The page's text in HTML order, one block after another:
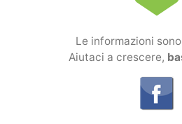
Le informazioni
Aiutaci a crescere,